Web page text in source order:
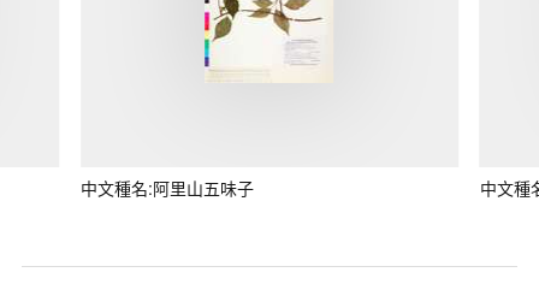
中文種名:阿里山五味子 中文種